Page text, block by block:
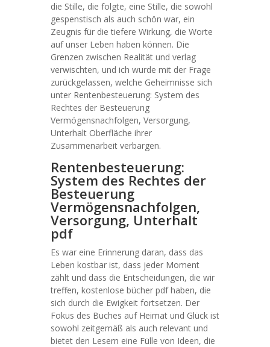
die Stille, die folgte, eine Stille, die sowohl
gespenstisch als auch schön war, ein
Zeugnis für die tiefere Wirkung, die Worte
auf unser Leben haben können. Die
Grenzen zwischen Realität und verlag
verwischten, und ich wurde mit der Frage
zurückgelassen, welche Geheimnisse sich
unter Rentenbesteuerung: System des
Rechtes der Besteuerung
Vermögensnachfolgen, Versorgung,
Unterhalt Oberfläche ihrer
Zusammenarbeit verbargen.
Rentenbesteuerung:
System des Rechtes der
Besteuerung
Vermögensnachfolgen,
Versorgung, Unterhalt
pdf
Es war eine Erinnerung daran, dass das
Leben kostbar ist, dass jeder Moment
zählt und dass die Entscheidungen, die wir
treffen, kostenlose bücher pdf haben, die
sich durch die Ewigkeit fortsetzen. Der
Fokus des Buches auf Heimat und Glück ist
sowohl zeitgemäß als auch relevant und
bietet den Lesern eine Fülle von Ideen, die